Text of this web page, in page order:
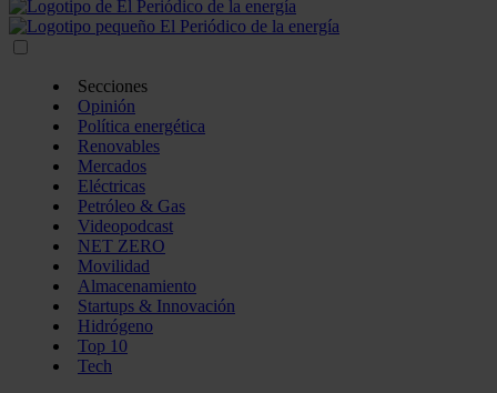
Secciones
Opinión
Política energética
Renovables
Mercados
Eléctricas
Petróleo & Gas
Videopodcast
NET ZERO
Movilidad
Almacenamiento
Startups & Innovación
Hidrógeno
Top 10
Tech